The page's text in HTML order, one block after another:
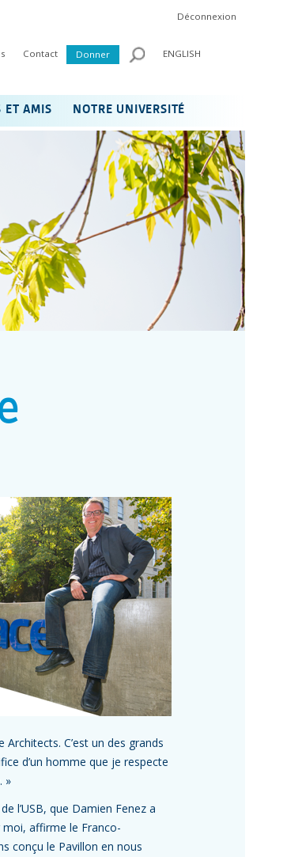
Déconnexion
Contact Donner ENGLISH
ET AMIS NOTRE UNIVERSITÉ
C’est un des grands
d’un homme que je respecte
»
l’USB, que Damien Fenez a
affirme le Franco-
conçu le Pavillon en nous